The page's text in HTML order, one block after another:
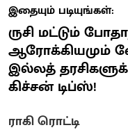
இதையும் படியுங்கள்:
ருசி மட்டும்
ஆரோக்கியமும்
இல்லத்
கிச்சன் டிப்ஸ்!
ராகி ரொட்டி